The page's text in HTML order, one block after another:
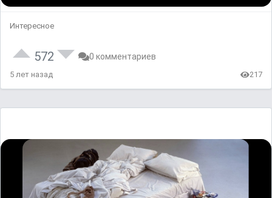
Интересное
572 0 комментариев
5 лет назад 217